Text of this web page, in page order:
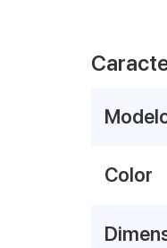
Color